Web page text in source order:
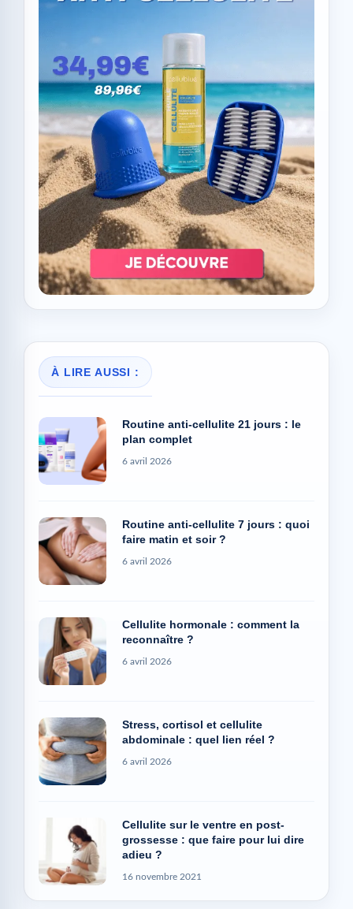
À LIRE AUSSI :
Routine anti-cellulite 21 jours : le
plan complet
6 avril 2026
Routine anti-cellulite 7 jours : quoi
faire matin et soir ?
6 avril 2026
Cellulite hormonale : comment la
reconnaître ?
6 avril 2026
Stress, cortisol et cellulite
abdominale : quel lien réel ?
6 avril 2026
Cellulite sur le ventre en post-
grossesse : que faire pour lui dire
adieu ?
16 novembre 2021